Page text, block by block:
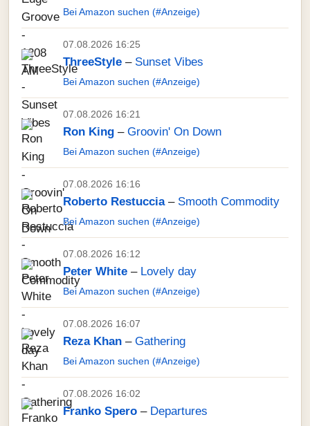
Bei Amazon suchen (#Anzeige)
07.08.2026 16:25
ThreeStyle – Sunset Vibes
Bei Amazon suchen (#Anzeige)
07.08.2026 16:21
Ron King – Groovin' On Down
Bei Amazon suchen (#Anzeige)
07.08.2026 16:16
Roberto Restuccia– Smooth Commodity
Bei Amazon suchen (#Anzeige)
07.08.2026 16:12
Peter White – Lovely day
Bei Amazon suchen (#Anzeige)
07.08.2026 16:07
Reza Khan – Gathering
Bei Amazon suchen (#Anzeige)
07.08.2026 16:02
Franko Spero – Departures